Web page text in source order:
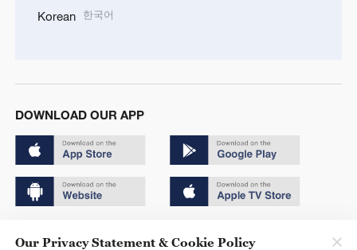
Korean 한국어
DOWNLOAD OUR APP
Our Privacy Statement & Cookie Policy